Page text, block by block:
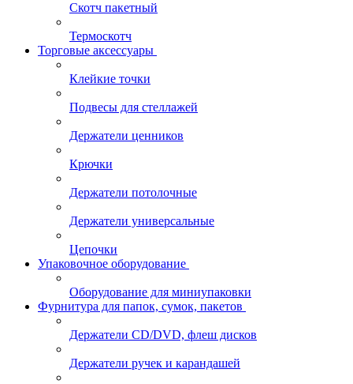
Скотч пакетный
Термоскотч
Торговые аксессуары
Клейкие точки
Подвесы для стеллажей
Держатели ценников
Крючки
Держатели потолочные
Держатели универсальные
Цепочки
Упаковочное оборудование
Оборудование для миниупаковки
Фурнитура для папок, сумок, пакетов
Держатели CD/DVD, флеш дисков
Держатели ручек и карандашей